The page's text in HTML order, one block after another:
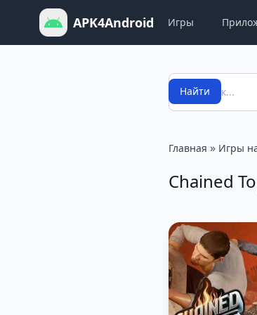
APK4Android Игры
Поиск
Найти
Главная » Игры
Chained